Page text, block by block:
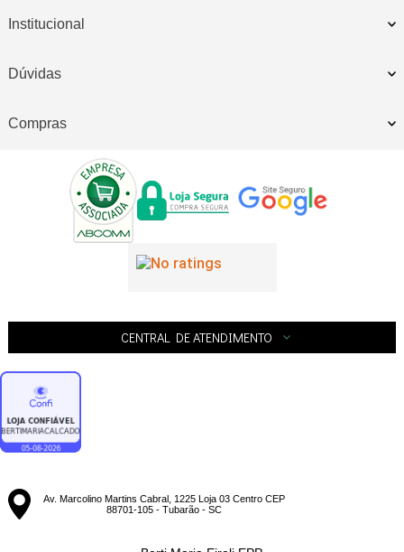
Institucional
Dúvidas
Compras
CENTRAL DE ATENDIMENTO
Av. Marcolino Martins Cabral, 1225 Loja 03 Centro CEP
88701-105 - Tubarão - SC